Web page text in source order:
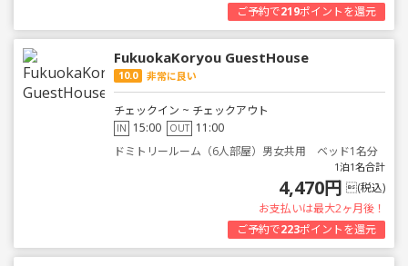
ご予約で219ポイントを還元
FukuokaKoryou GuestHouse
10.0 非常に良い
チェックイン ~ チェックアウト
IN 15:00 OUT 11:00
ドミトリールーム（6人部屋）男女共用 ベッド1名分
1泊1名合計
4,470円 (税込)
お支払いは最大2ヶ月後！
ご予約で223ポイントを還元